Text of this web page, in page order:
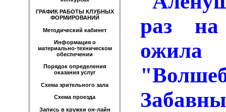
ГРАФИК РАБОТЫ КЛУБНЫХ
ФОРМИРОВАНИЙ
Методический кабинет
Информация о
материально-техническом
обеспечении
Порядок определения
оказания услуг
Схема зрительного зала
Схема проезда
Запись в кружки он-лайн
раз